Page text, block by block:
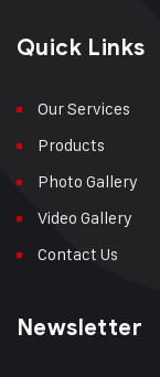
Quick Links
Our Services
Products
Photo Gallery
Video Gallery
Contact Us
Newsletter